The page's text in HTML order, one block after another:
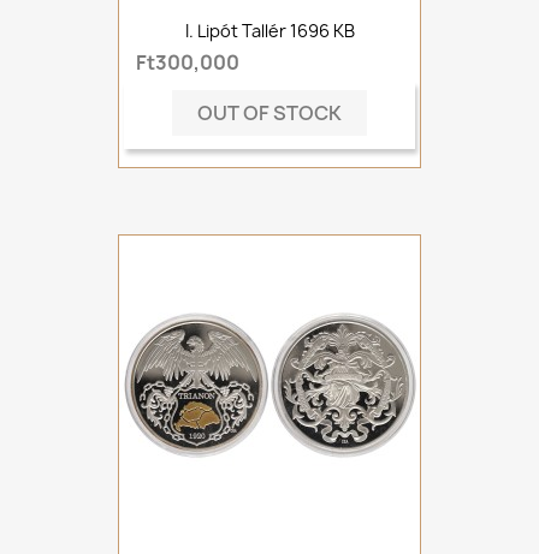
I. Lipót Tallér 1696 KB
Ft300,000
OUT OF STOCK